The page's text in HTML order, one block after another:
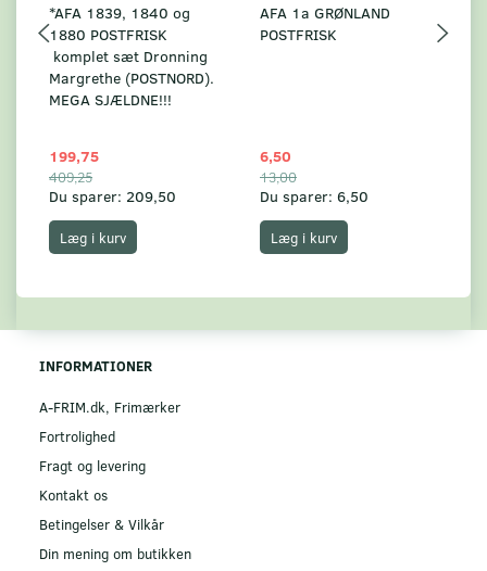
*AFA 1839, 1840 og
1880 POSTFRISK
komplet sæt Dronning
Margrethe (POSTNORD).
MEGA SJÆLDNE!!!
199,75
409,25
Du sparer: 209,50
Læg i kurv
AFA 1a GRØNLAND
POSTFRISK
6,50
13,00
Du sparer: 6,50
Læg i kurv
INFORMATIONER
A-FRIM.dk, Frimærker
Fortrolighed
Fragt og levering
Kontakt os
Betingelser & Vilkår
Din mening om butikken